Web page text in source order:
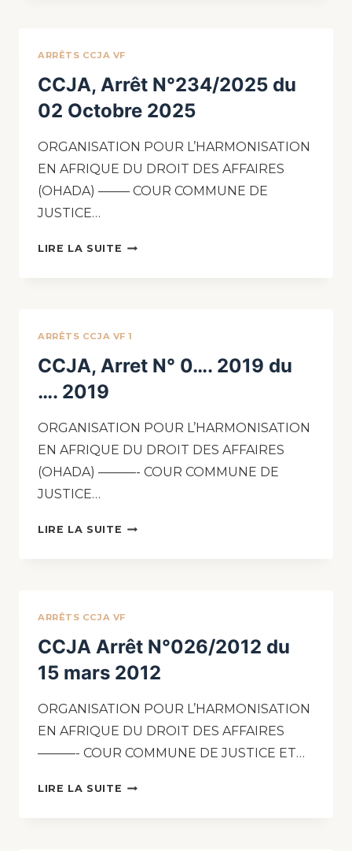
ARRÊTS CCJA VF
CCJA, Arrêt N°234/2025 du
02 Octobre 2025
ORGANISATION POUR L’HARMONISATION
EN AFRIQUE DU DROIT DES AFFAIRES
(OHADA) ——– COUR COMMUNE DE
JUSTICE…
LIRE LA SUITE
ARRÊTS CCJA VF 1
CCJA, Arret N° 0…. 2019 du
…. 2019
ORGANISATION POUR L’HARMONISATION
EN AFRIQUE DU DROIT DES AFFAIRES
(OHADA) ———- COUR COMMUNE DE
JUSTICE…
LIRE LA SUITE
ARRÊTS CCJA VF
CCJA Arrêt N°026/2012 du
15 mars 2012
ORGANISATION POUR L’HARMONISATION
EN AFRIQUE DU DROIT DES AFFAIRES
———- COUR COMMUNE DE JUSTICE ET…
LIRE LA SUITE